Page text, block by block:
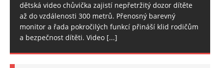
dětská video chůvička zajistí nepřetržitý dozor dítěte
až do vzdálenosti 300 metrů. Přenosný barevný
monitor a řada pokročilých funkcí přináší klid rodičům
a bezpečnost dítěti. Video [...]